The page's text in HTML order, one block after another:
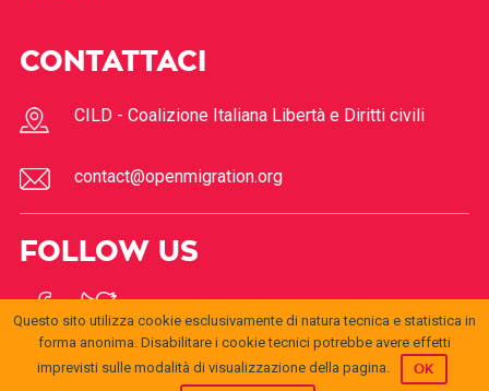
CONTATTACI
CILD - Coalizione Italiana Libertà e Diritti civili
contact@openmigration.org
FOLLOW US
Questo sito utilizza cookie esclusivamente di natura tecnica e statistica in
forma anonima. Disabilitare i cookie tecnici potrebbe avere effetti
imprevisti sulle modalità di visualizzazione della pagina.
OK